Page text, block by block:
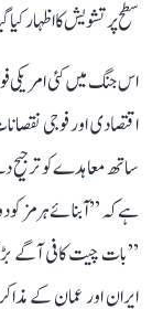
سطح پر تشویش کا اظہار
اس جنگ میں کئی امریکی
اقتصادی اور فوجی
ساتھ معاہدے کو
ہے کہ ’’آبنائے ہرمز کو
’’بات چیت کافی آگے
ایران اور عمان کے